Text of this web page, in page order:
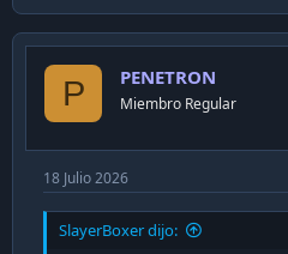
P PENETRON
Miembro Regular
18 Julio 2026
SlayerBoxer dijo: